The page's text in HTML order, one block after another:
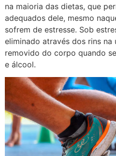
na maioria das dietas, que
adequados dele, mesmo
sofrem de estresse. Sob
eliminado através dos rins na
removido do corpo quando
e álcool.